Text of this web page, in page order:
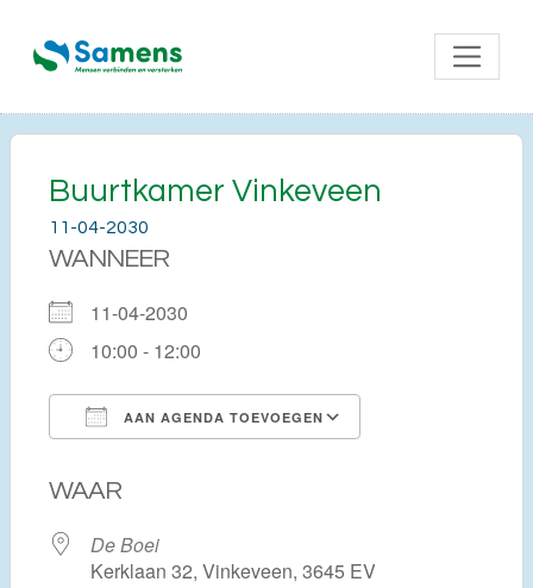
Buurtkamer Vinkeveen
11-04-2030
WANNEER
11-04-2030
10:00 - 12:00
AAN AGENDA TOEVOEGEN
WAAR
De Boei
Kerklaan 32, Vinkeveen, 3645 EV